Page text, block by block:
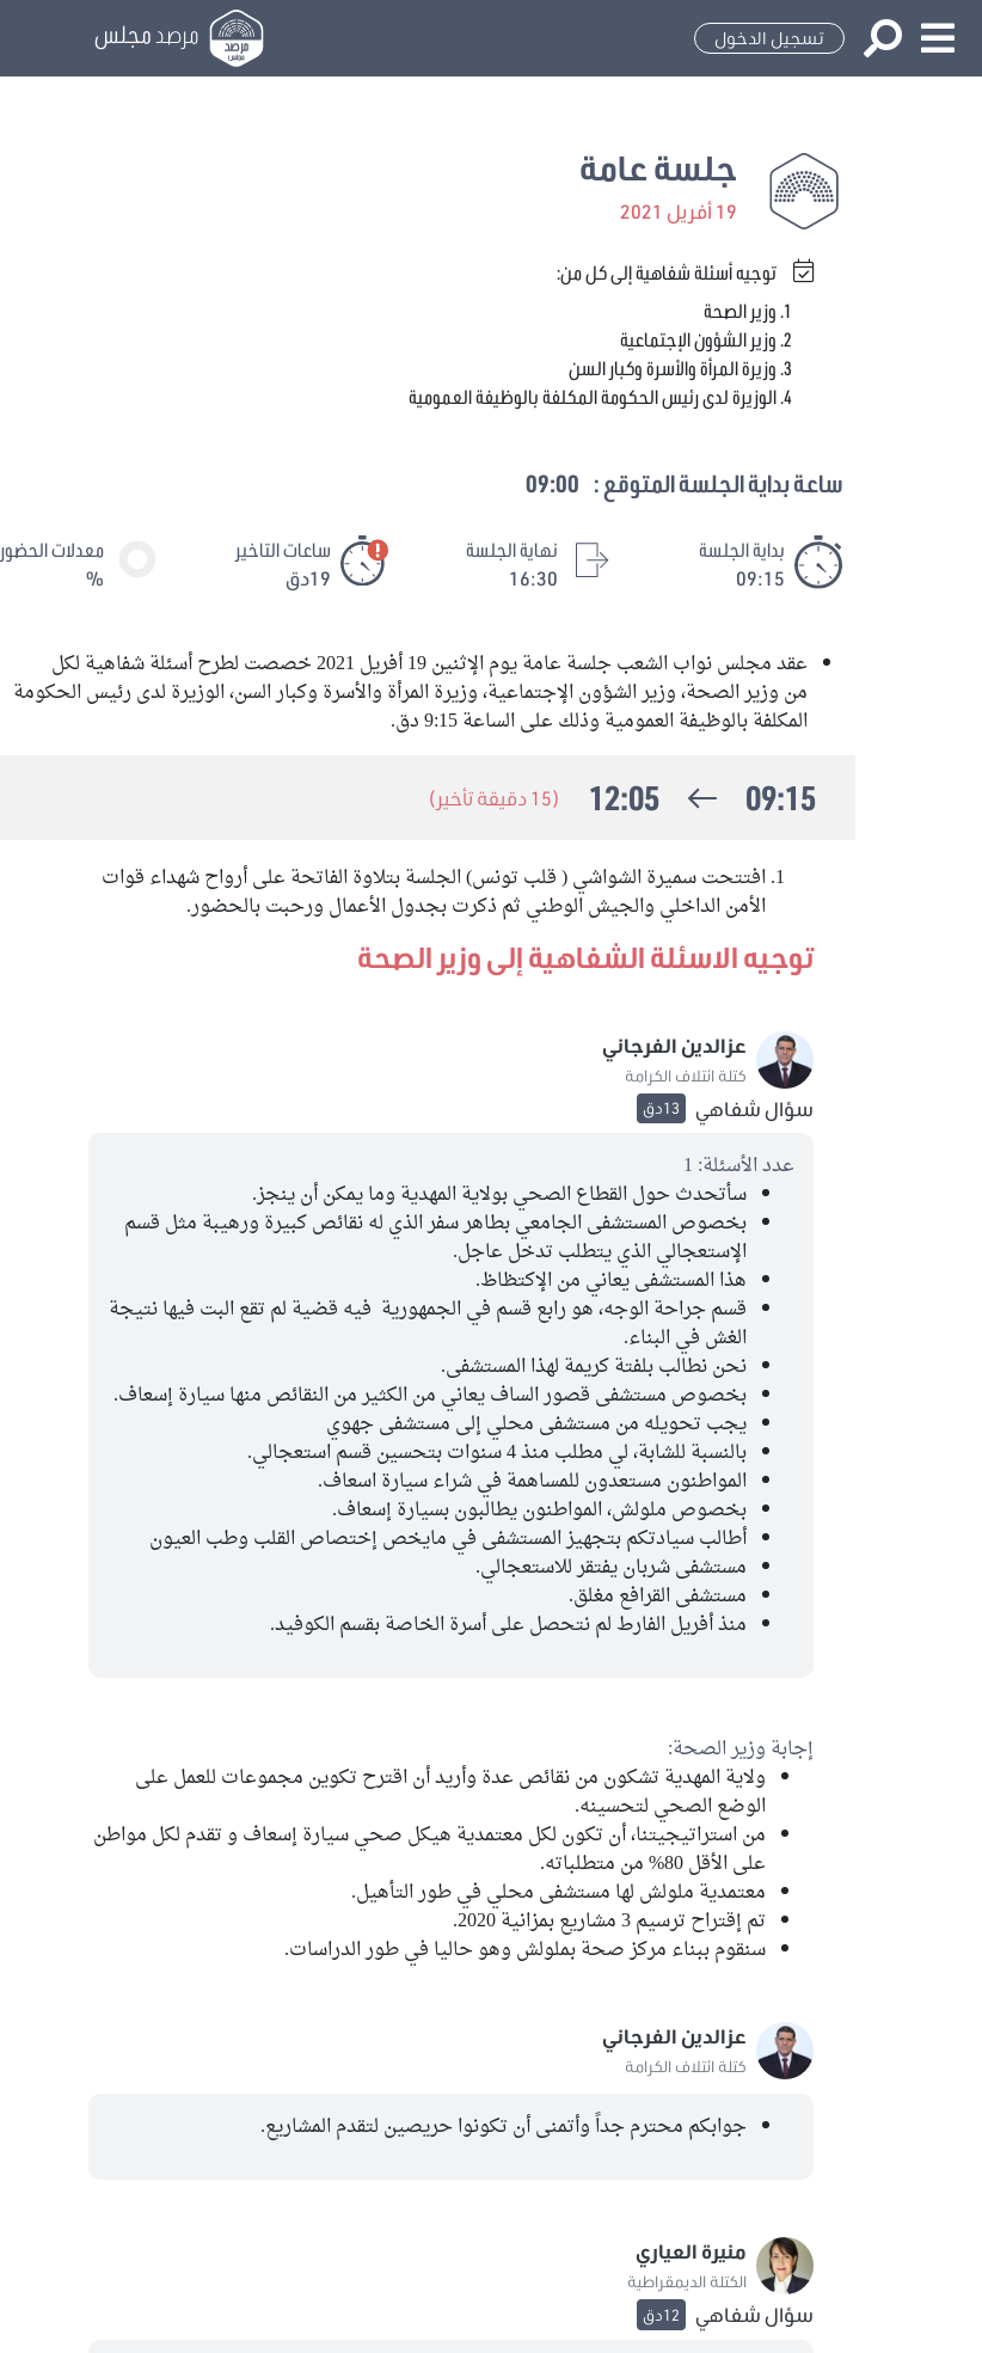
تسجيل الدخول مرصد مجلس
جلسة عامة
19 أفريل 2021
توجيه أسئلة شفاهية إلى كل من:
وزير الصحة
وزير الشؤون الإجتماعية
وزيرة المرأة والأسرة وكبار السن
الوزيرة لدى رئيس الحكومة المكلفة بالوظيفة العمومية
ساعة بداية الجلسة المتوقع : 09:00
بداية الجلسة
09:15
نهاية الجلسة
16:30
ساعات التاخير
19دق
معدلات الحضور
%
عقد مجلس نواب الشعب جلسة عامة يوم الإثنين 19 أفريل 2021 خصصت لطرح أسئلة شفاهية لكل
من وزير الصحة، وزير الشؤون الإجتماعية، وزيرة المرأة والأسرة وكبار السن، الوزيرة لدى رئيس الحكومة
المكلفة بالوظيفة العمومية وذلك على الساعة 9:15 دق.
09:15
12:05 (15 دقيقة تأخير)
افتتحت سميرة الشواشي ( قلب تونس) الجلسة بتلاوة الفاتحة على أرواح شهداء قوات
الأمن الداخلي والجيش الوطني ثم ذكرت بجدول الأعمال ورحبت بالحضور.
توجيه الاسئلة الشفاهية إلى وزير الصحة
عزالدين الفرجاني
كتلة ائتلاف الكرامة
سؤال شفاهي 13دق
عدد الأسئلة: 1
سأتحدث حول القطاع الصحي بولاية المهدية وما يمكن أن ينجز.
بخصوص المستشفى الجامعي بطاهر سفر الذي له نقائص كبيرة ورهيبة مثل قسم
الإستعجالي الذي يتطلب تدخل عاجل.
هذا المستشفى يعاني من الإكتظاظ.
قسم جراحة الوجه، هو رابع قسم في الجمهورية فيه قضية لم تقع البت فيها نتيجة
الغش في البناء.
نحن نطالب بلفتة كريمة لهذا المستشفى.
بخصوص مستشفى قصور الساف يعاني من الكثير من النقائص منها سيارة إسعاف.
يجب تحويله من مستشفى محلي إلى مستشفى جهوي
بالنسبة للشابة، لي مطلب منذ 4 سنوات بتحسين قسم استعجالي.
المواطنون مستعدون للمساهمة في شراء سيارة اسعاف.
بخصوص ملولش، المواطنون يطالبون بسيارة إسعاف.
أطالب سيادتكم بتجهيز المستشفى في مايخص إختصاص القلب وطب العيون
مستشفى شربان يفتقر للاستعجالي.
مستشفى القرافع مغلق.
منذ أفريل الفارط لم نتحصل على أسرة الخاصة بقسم الكوفيد.
إجابة وزير الصحة:
ولاية المهدية تشكون من نقائص عدة وأريد أن اقترح تكوين مجموعات للعمل على
الوضع الصحي لتحسينه.
من استراتيجيتنا، أن تكون لكل معتمدية هيكل صحي سيارة إسعاف و تقدم لكل مواطن
على الأقل 80% من متطلباته.
معتمدية ملولش لها مستشفى محلي في طور التأهيل.
تم إقتراح ترسيم 3 مشاريع بمزانية 2020.
سنقوم ببناء مركز صحة بملولش وهو حاليا في طور الدراسات.
عزالدين الفرجاني
كتلة ائتلاف الكرامة
جوابكم محترم جداً وأتمنى أن تكونوا حريصين لتقدم المشاريع.
منيرة العياري
الكتلة الديمقراطية
سؤال شفاهي 12دق